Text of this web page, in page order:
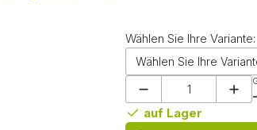
Wählen Sie Ihre Variante:
-
auf Lager